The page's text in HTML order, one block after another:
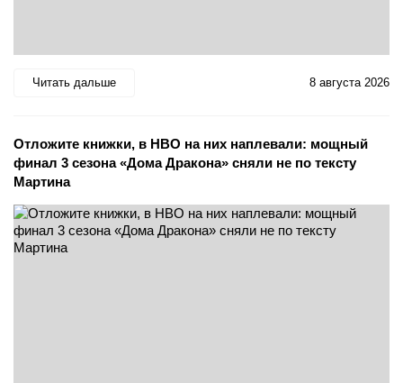
Читать дальше 8 августа 2026
Отложите книжки, в HBO на них наплевали: мощный
финал 3 сезона «Дома Дракона» сняли не по тексту
Мартина